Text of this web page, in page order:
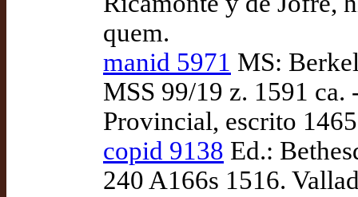
quem.
manid 5971 MS:
MSS 99/19 z. 1591
Provincial, escrito
copid 9138 Ed.:
240 A166s 1516.